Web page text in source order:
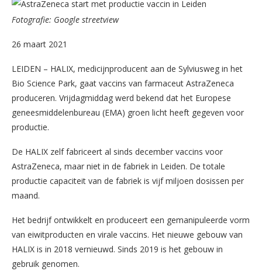
Fotografie: Google streetview
26 maart 2021
LEIDEN – HALIX, medicijnproducent aan de Sylviusweg in het
Bio Science Park, gaat vaccins van farmaceut AstraZeneca
produceren. Vrijdagmiddag werd bekend dat het Europese
geneesmiddelenbureau (EMA) groen licht heeft gegeven voor
productie.
De HALIX zelf fabriceert al sinds december vaccins voor
AstraZeneca, maar niet in de fabriek in Leiden. De totale
productie capaciteit van de fabriek is vijf miljoen dosissen per
maand.
Het bedrijf ontwikkelt en produceert een gemanipuleerde vorm
van eiwitproducten en virale vaccins. Het nieuwe gebouw van
HALIX is in 2018 vernieuwd. Sinds 2019 is het gebouw in
gebruik genomen.